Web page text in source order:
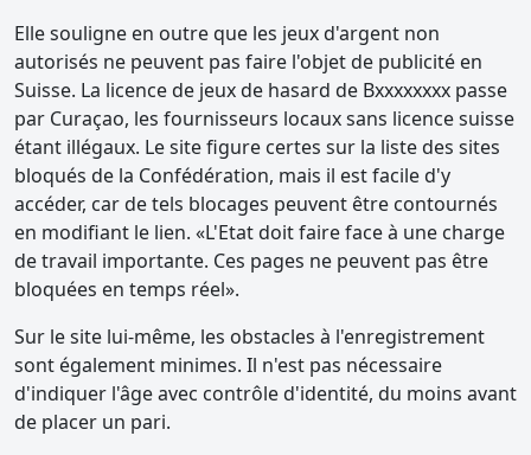
Elle souligne en outre que les jeux d'argent non
autorisés ne peuvent pas faire l'objet de publicité en
Suisse. La licence de jeux de hasard de Bxxxxxxxx passe
par Curaçao, les fournisseurs locaux sans licence suisse
étant illégaux. Le site figure certes sur la liste des sites
bloqués de la Confédération, mais il est facile d'y
accéder, car de tels blocages peuvent être contournés
en modifiant le lien. «L'Etat doit faire face à une charge
de travail importante. Ces pages ne peuvent pas être
bloquées en temps réel».
Sur le site lui-même, les obstacles à l'enregistrement
sont également minimes. Il n'est pas nécessaire
d'indiquer l'âge avec contrôle d'identité, du moins avant
de placer un pari.